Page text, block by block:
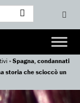
»Spagna, condannati
storia che scioccò un